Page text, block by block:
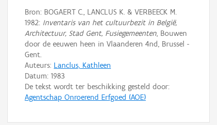
Bron: BOGAERT C., LANCLUS K. & VERBEECK M.
1982: Inventaris van het cultuurbezit in België,
Architectuur, Stad Gent, Fusiegemeenten, Bouwen
door de eeuwen heen in Vlaanderen 4nd, Brussel -
Gent.
Auteurs: Lanclus, Kathleen
Datum: 1983
De tekst wordt ter beschikking gesteld door:
Agentschap Onroerend Erfgoed (AOE)